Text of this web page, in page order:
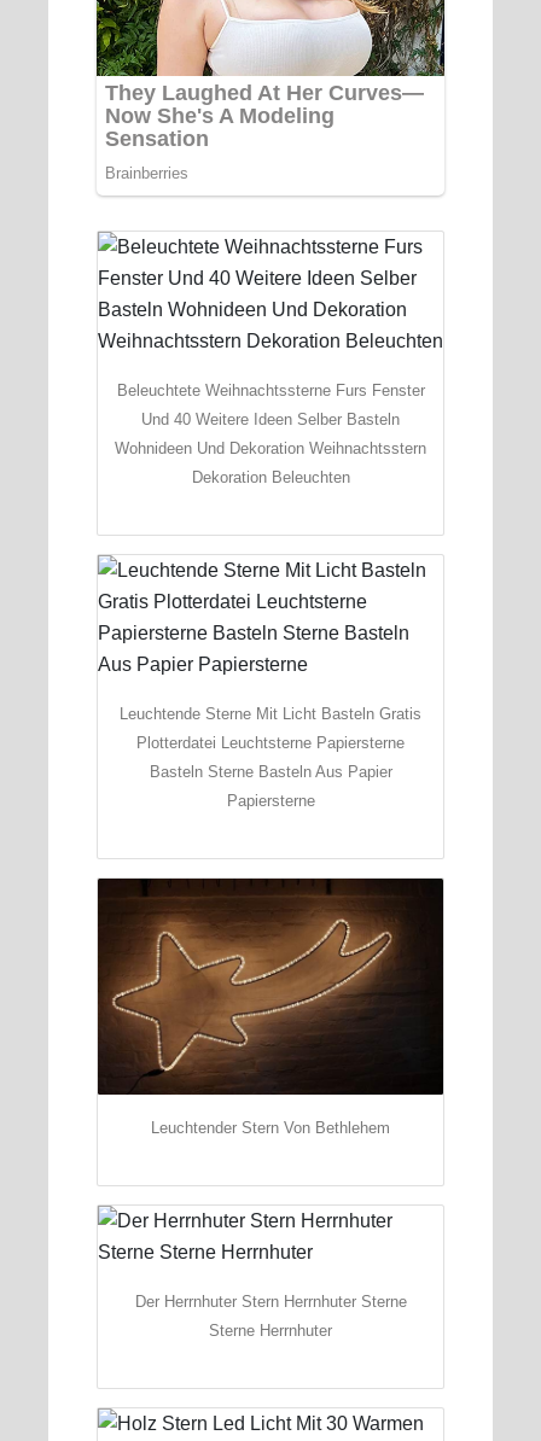
Beleuchtete Weihnachtssterne Furs Fenster
Und 40 Weitere Ideen Selber Basteln
Wohnideen Und Dekoration Weihnachtsstern
Dekoration Beleuchten
Leuchtende Sterne Mit Licht Basteln Gratis
Plotterdatei Leuchtsterne Papiersterne
Basteln Sterne Basteln Aus Papier
Papiersterne
Leuchtender Stern Von Bethlehem
Der Herrnhuter Stern Herrnhuter Sterne
Sterne Herrnhuter